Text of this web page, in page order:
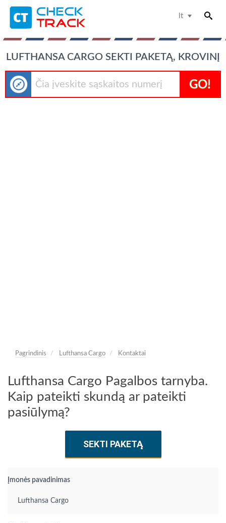
lt
LUFTHANSA CARGO SEKTI PAKETĄ, KROVINĮ
GO!
Pagrindinis Lufthansa Cargo Kontaktai
Lufthansa Cargo Pagalbos tarnyba.
Kaip pateikti skundą ar pateikti
pasiūlymą?
SEKTI PAKETĄ
Įmonės pavadinimas
Lufthansa Cargo